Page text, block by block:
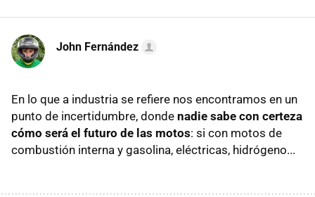
John Fernández
En lo que a industria se refiere nos encontramos en un
punto de incertidumbre, donde nadie sabe con certeza
cómo será el futuro de las motos: si con motos de
combustión interna y gasolina, eléctricas, hidrógeno...